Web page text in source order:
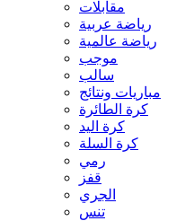
مقابلات
رياضة عربية
رياضة عالمية
موجب
سالب
مباريات ونتائج
كرة الطائرة
كرة اليد
كرة السلة
رمي
قفز
الجري
تنس